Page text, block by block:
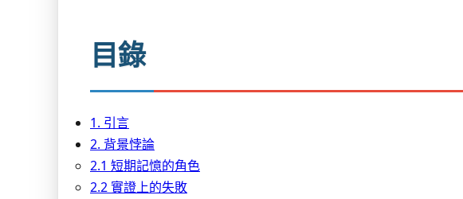
目錄
1. 引言
2. 背景悖論
2.1 短期記憶的角色
2.2 實證上的失敗